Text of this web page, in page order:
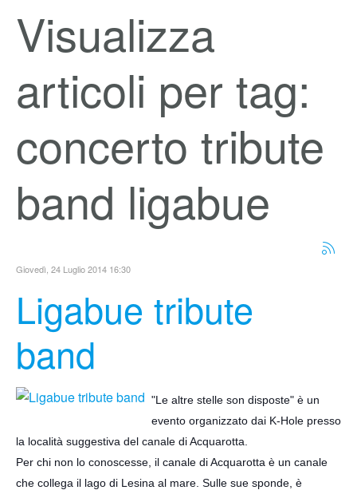
Visualizza
articoli per tag:
concerto tribute
band ligabue
Giovedì, 24 Luglio 2014 16:30
Ligabue tribute
band
"Le altre stelle son disposte" è un
evento organizzato dai K-Hole presso
la località suggestiva del canale di Acquarotta.
Per chi non lo conoscesse, il canale di Acquarotta è un canale
che collega il lago di Lesina al mare. Sulle sue sponde, è